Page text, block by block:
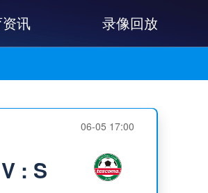
讯 录像回放
06-05 17:00
V : S